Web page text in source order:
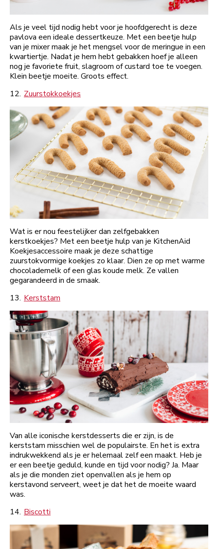
Als je veel tijd nodig hebt voor je hoofdgerecht is deze
pavlova een ideale dessertkeuze. Met een beetje hulp
van je mixer maak je het mengsel voor de meringue in een
kwartiertje. Nadat je hem hebt gebakken hoef je alleen
nog je favoriete fruit, slagroom of custard toe te voegen.
Klein beetje moeite. Groots effect.
12. Zuurstokkoekjes
Wat is er nou feestelijker dan zelfgebakken
kerstkoekjes? Met een beetje hulp van je KitchenAid
Koekjesaccessoire maak je deze schattige
zuurstokvormige koekjes zo klaar. Dien ze op met warme
chocolademelk of een glas koude melk. Ze vallen
gegarandeerd in de smaak.
13. Kerststam
Van alle iconische kerstdesserts die er zijn, is de
kerststam misschien wel de populairste. En het is extra
indrukwekkend als je er helemaal zelf een maakt. Heb je
er een beetje geduld, kunde en tijd voor nodig? Ja. Maar
als je die monden ziet openvallen als je hem op
kerstavond serveert, weet je dat het de moeite waard
was.
14. Biscotti